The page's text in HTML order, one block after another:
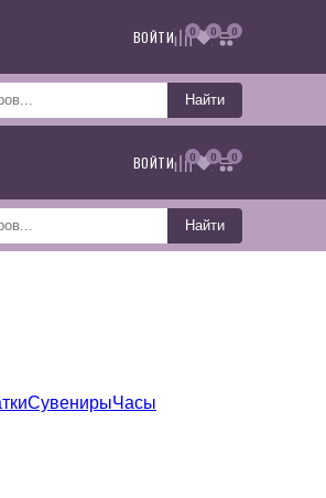
ВОЙТИ 0 0 0
Найти
ВОЙТИ 0 0 0
Найти
СувенирыЧасы